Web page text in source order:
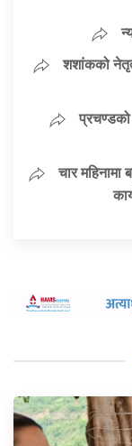
शशांकको
चार